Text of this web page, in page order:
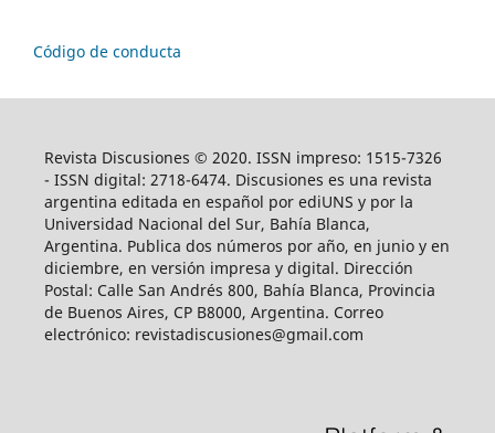
Código de conducta
Revista Discusiones © 2020. ISSN impreso: 1515-7326
- ISSN digital: 2718-6474. Discusiones es una revista
argentina editada en español por ediUNS y por la
Universidad Nacional del Sur, Bahía Blanca,
Argentina. Publica dos números por año, en junio y en
diciembre, en versión impresa y digital. Dirección
Postal: Calle San Andrés 800, Bahía Blanca, Provincia
de Buenos Aires, CP B8000, Argentina. Correo
electrónico: revistadiscusiones@gmail.com